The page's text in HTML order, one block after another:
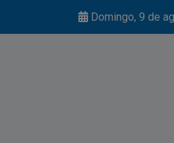
Domingo, 9 de